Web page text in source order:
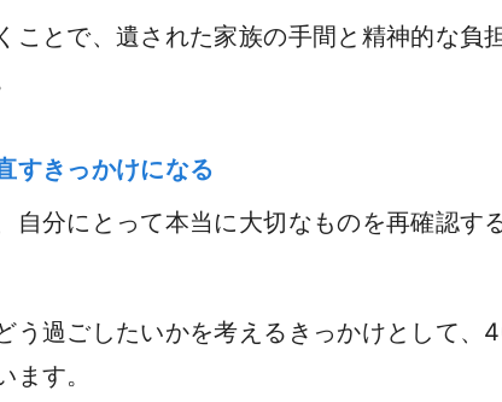
ことで、遺された家族の手間と精神的な負
すきっかけになる
自分にとって本当に大切なものを再確認す
う過ごしたいかを考えるきっかけとして、
ます。